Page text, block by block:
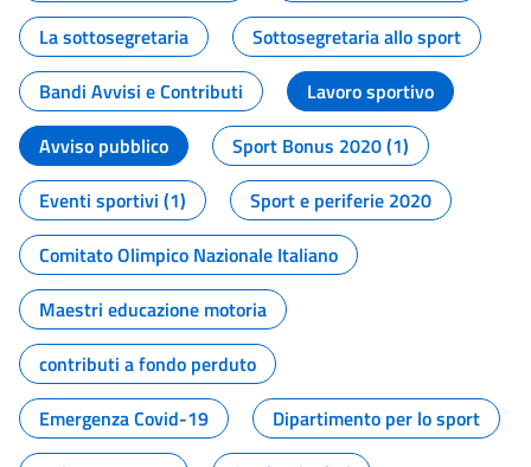
La sottosegretaria
Sottosegretaria allo sport
Bandi Avvisi e Contributi
Lavoro sportivo
Avviso pubblico
Sport Bonus 2020 (1)
Eventi sportivi (1)
Sport e periferie 2020
Comitato Olimpico Nazionale Italiano
Maestri educazione motoria
contributi a fondo perduto
Emergenza Covid-19
Dipartimento per lo sport